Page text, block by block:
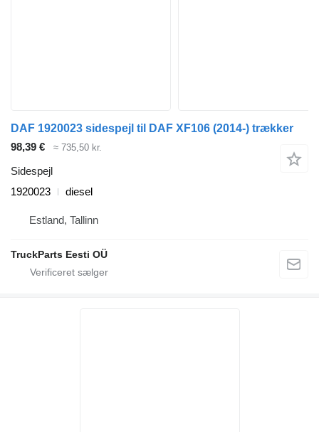
DAF 1920023 sidespejl til DAF XF106 (2014-) trækker
98,39 €
≈ 735,50 kr.
Sidespejl
1920023
diesel
Estland, Tallinn
TruckParts Eesti OÜ